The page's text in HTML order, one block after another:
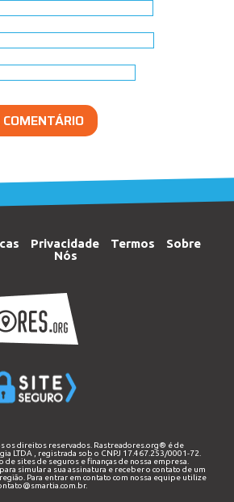
Privacidade Termos
Sobre
Nós
os direitos reservados. Rastreadores.org® é de
LTDA
, registrada sob o CNPJ 17.467.253/0001-72.
sites de seguros e finanças de nossa empresa.
para simular a sua assinatura e receber o contato de um
Para entrar em contato com nossa equipe utilize
.